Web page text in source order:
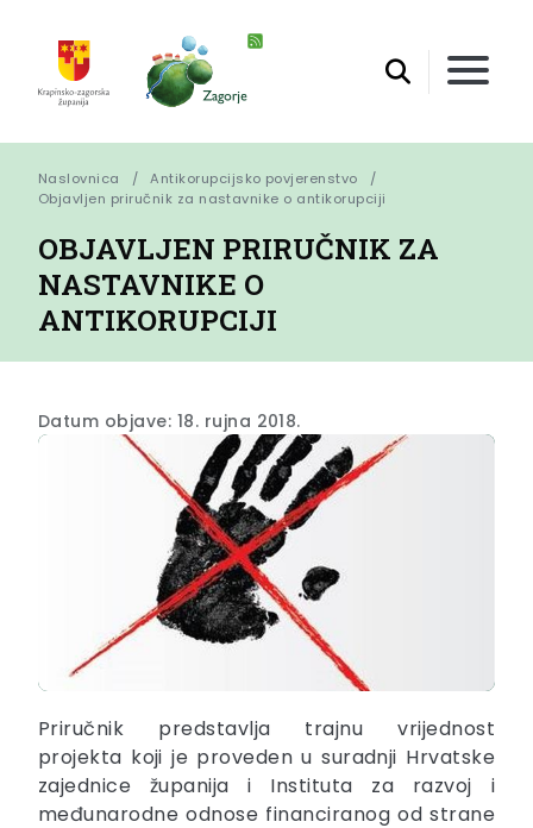
Naslovnica
Antikorupcijsko povjerenstvo
Objavljen priručnik za nastavnike o antikorupciji
OBJAVLJEN PRIRUČNIK ZA
NASTAVNIKE O
ANTIKORUPCIJI
Datum objave: 18. rujna 2018.
Priručnik predstavlja trajnu vrijednost
projekta koji je proveden u suradnji Hrvatske
zajednice županija i Instituta za razvoj i
međunarodne odnose financiranog od strane